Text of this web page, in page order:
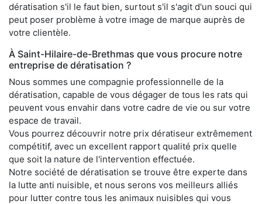
dératisation s'il le faut bien, surtout s'il s'agit d'un souci qui
peut poser problème à votre image de marque auprès de
votre clientèle.
À Saint-Hilaire-de-Brethmas que vous procure notre
entreprise de dératisation ?
Nous sommes une compagnie professionnelle de la
dératisation, capable de vous dégager de tous les rats qui
peuvent vous envahir dans votre cadre de vie ou sur votre
espace de travail.
Vous pourrez découvrir notre prix dératiseur extrêmement
compétitif, avec un excellent rapport qualité prix quelle
que soit la nature de l'intervention effectuée.
Notre société de dératisation se trouve être experte dans
la lutte anti nuisible, et nous serons vos meilleurs alliés
pour lutter contre tous les animaux nuisibles qui vous